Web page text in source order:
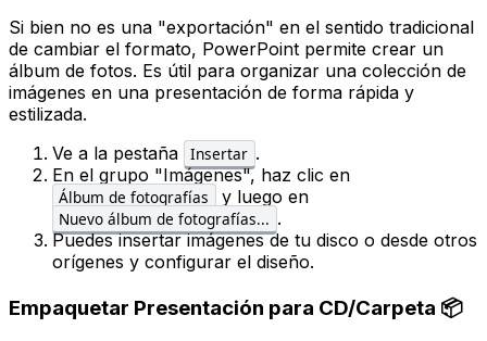
Si bien no es una "exportación" en el sentido tradicional
de cambiar el formato, PowerPoint permite crear un
álbum de fotos. Es útil para organizar una colección de
imágenes en una presentación de forma rápida y
estilizada.
Ve a la pestaña
Insertar .
En el grupo "Imágenes", haz clic en
Álbum de fotografías y luego en
Nuevo álbum de fotografías... .
Puedes insertar imágenes de tu disco o desde otros
orígenes y configurar el diseño.
Empaquetar Presentación para CD/Carpeta 📦